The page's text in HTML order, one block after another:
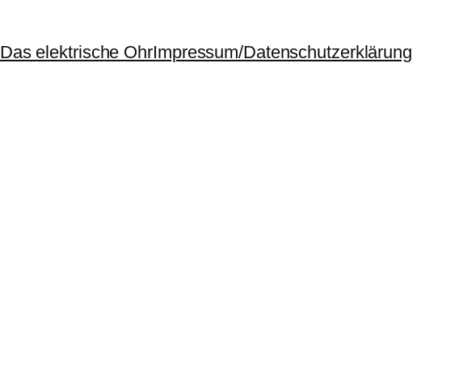
Das elektrische OhrImpressum/Datenschutzerklärung